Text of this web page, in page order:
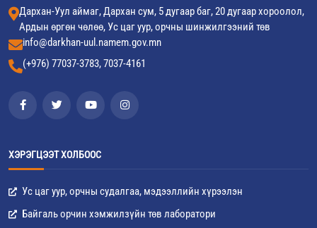
Дархан-Уул аймаг, Дархан сум, 5 дугаар баг, 20 дугаар хороолол,
Ардын өргөн чөлөө, Ус цаг уур, орчны шинжилгээний төв
info@darkhan-uul.namem.gov.mn
(+976) 77037-3783, 7037-4161
ХЭРЭГЦЭЭТ ХОЛБООС
Ус цаг уур, орчны судалгаа, мэдээллийн хүрээлэн
Байгаль орчин хэмжилзүйн төв лаборатори